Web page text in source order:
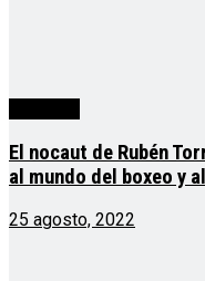
El nocaut de Rubén
al mundo del boxeo y
25 agosto, 2022